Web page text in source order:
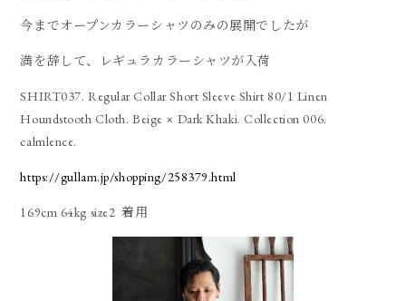
今までオープンカラーシャツのみの展開でしたが
満を辞して、レギュラカラーシャツが入荷
SHIRT037. Regular Collar Short Sleeve Shirt 80/1 Linen
Houndstooth Cloth. Beige × Dark Khaki. Collection 006.
calmlence.
https://gullam.jp/shopping/258379.html
169cm 64kg size2 着用